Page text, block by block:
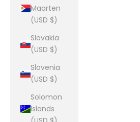
Maarten
(USD $)
Slovakia
(USD $)
Slovenia
(USD $)
Solomon
Islands